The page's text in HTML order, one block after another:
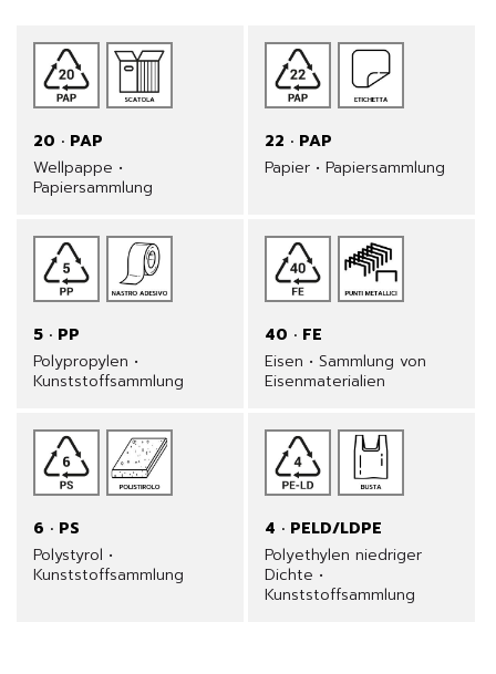
20 · PAP
Wellpappe •
Papiersammlung
22 · PAP
Papier • Papiersammlung
5 · PP
Polypropylen •
Kunststoffsammlung
40 · FE
Eisen • Sammlung von
Eisenmaterialien
6 · PS
Polystyrol •
Kunststoffsammlung
4 · PELD/LDPE
Polyethylen niedriger
Dichte •
Kunststoffsammlung